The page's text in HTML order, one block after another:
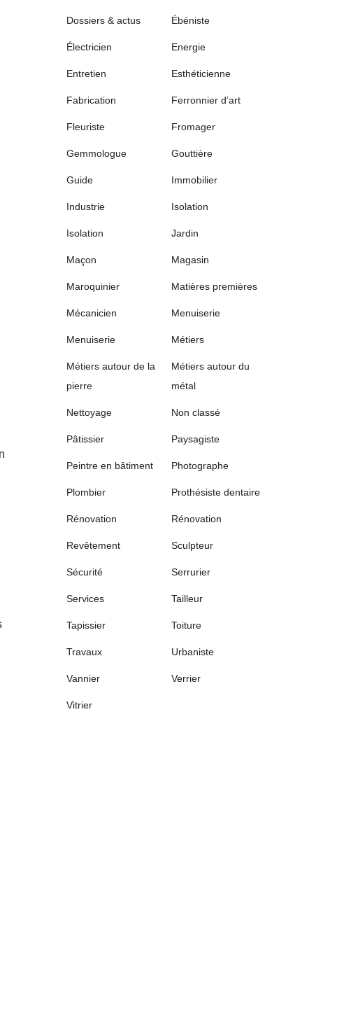
Dossiers & actus Ébéniste
Électricien Energie
Entretien Esthéticienne
Fabrication Ferronnier d’art
Fleuriste Fromager
Gemmologue Gouttière
Guide Immobilier
Industrie Isolation
Isolation Jardin
Maçon Magasin
Maroquinier Matières premières
Mécanicien Menuiserie
Menuiserie Métiers
Métiers autour de la
pierre
Métiers autour du
métal
Nettoyage Non classé
Pâtissier Paysagiste
Peintre en bâtiment Photographe
Plombier Prothésiste dentaire
Rénovation Rénovation
Revêtement Sculpteur
Sécurité Serrurier
Services Tailleur
Tapissier Toiture
Travaux Urbaniste
Vannier Verrier
Vitrier